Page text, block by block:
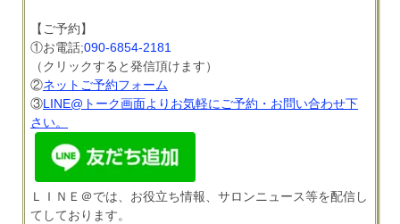
【ご予約】
①お電話;090-6854-2181
（クリックすると発信頂けます）
②ネットご予約フォーム
③LINE@トーク画面よりお気軽にご予約・お問い合わせ下
さい。
ＬＩＮＥ＠では、お役立ち情報、サロンニュース等を配信し
てしております。